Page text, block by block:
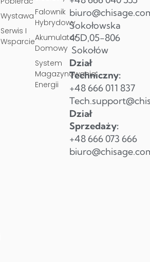
Falownik
Hybrydowy
Akumulator
Domowy
System
Magazynowania
Energii
Wystawa
Serwis I
Wsparcie
Sokołowska
45D,05-806
Sokołów
Dział
Techniczny:
+48 666 011 837
Dział
Sprzedaży:
+48 666 073 666